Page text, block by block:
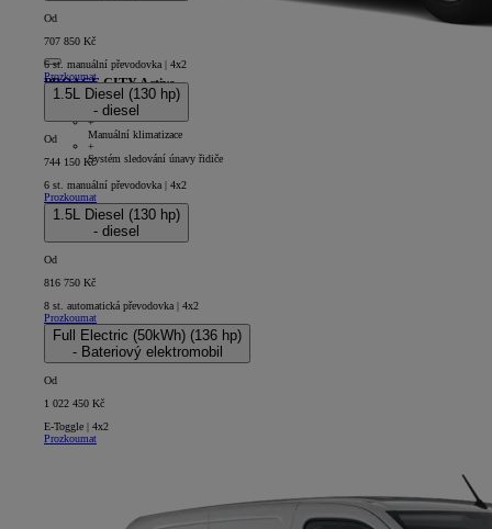
PROACE CITY Active
5D - Panel Van Short
+
Manuální klimatizace
+
Systém sledování únavy řidiče
Od
707 850 Kč
6 st. manuální převodovka | 4x2
Prozkoumat
1.5L Diesel (130 hp)
- diesel
Od
744 150 Kč
6 st. manuální převodovka | 4x2
Prozkoumat
1.5L Diesel (130 hp)
- diesel
Od
816 750 Kč
8 st. automatická převodovka | 4x2
Prozkoumat
Full Electric (50kWh) (136 hp)
- Bateriový elektromobil
Od
1 022 450 Kč
E-Toggle | 4x2
Prozkoumat